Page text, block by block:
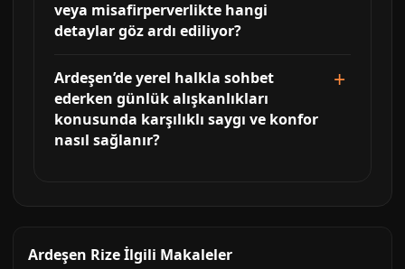
veya misafirperverlikte hangi
detaylar göz ardı ediliyor?
Ardeşen’de yerel halkla sohbet
ederken günlük alışkanlıkları
konusunda karşılıklı saygı ve konfor
nasıl sağlanır?
Ardeşen Rize İlgili Makaleler